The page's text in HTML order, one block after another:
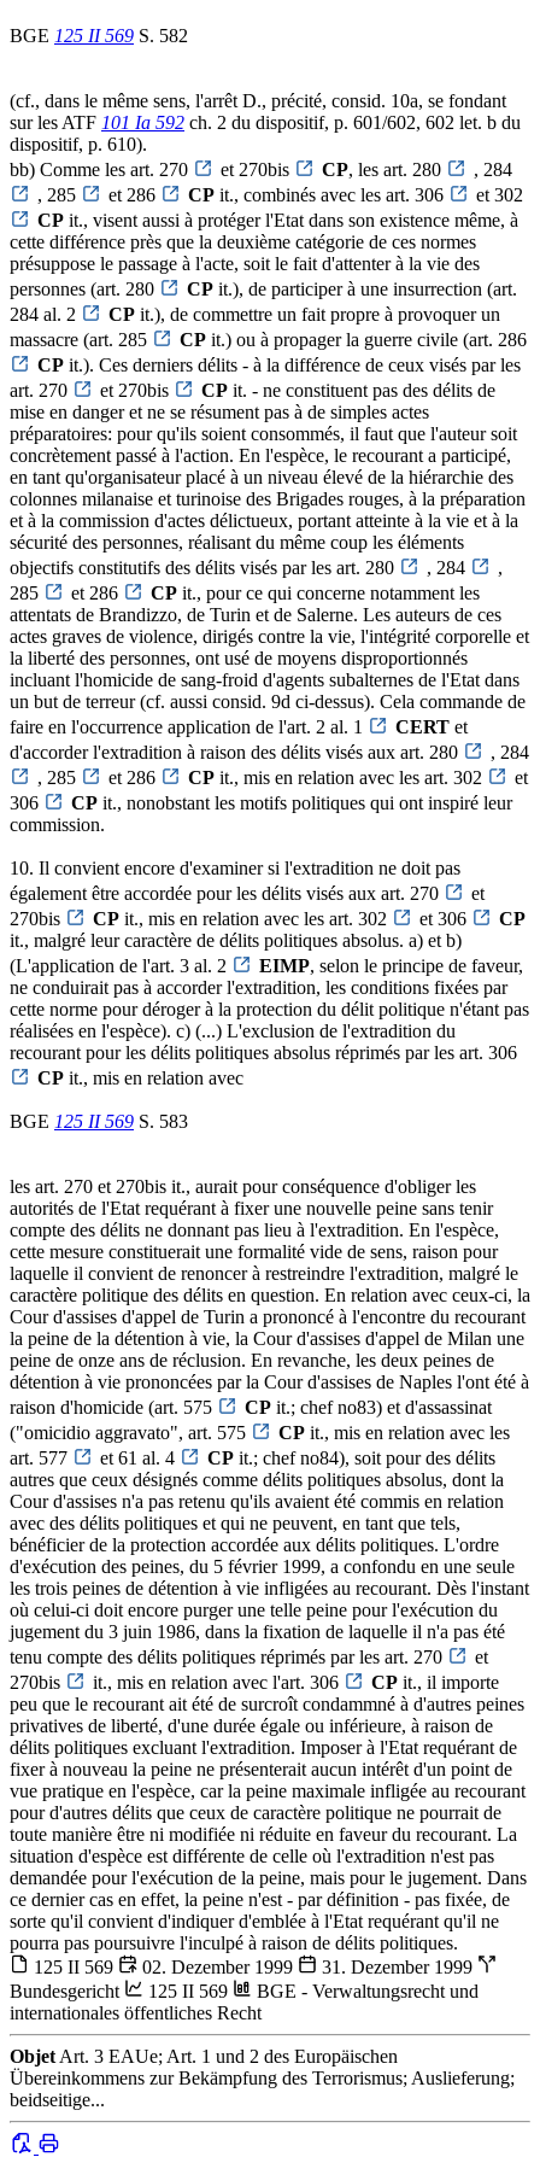
BGE 125 II 569 S. 582
(cf., dans le même sens, l'arrêt D., précité, consid. 10a, se fondant
sur les ATF 101 Ia 592 ch. 2 du dispositif, p. 601/602, 602 let. b du
dispositif, p. 610).
bb) Comme les art. 270
et 270bis CP, les art. 280
, 284
, 285
et 286 CP it., combinés avec les art. 306
et 302
CP it., visent aussi à protéger l'Etat dans son existence même, à
cette différence près que la deuxième catégorie de ces normes
présuppose le passage à l'acte, soit le fait d'attenter à la vie des
personnes (art. 280
CP it.), de participer à une insurrection (art.
284 al. 2
CP it.), de commettre un fait propre à provoquer un
massacre (art. 285
CP it.) ou à propager la guerre civile (art. 286
CP it.). Ces derniers délits - à la différence de ceux visés par les
art. 270
et 270bis CP it. - ne constituent pas des délits de
mise en danger et ne se résument pas à de simples actes
préparatoires: pour qu'ils soient consommés, il faut que l'auteur soit
concrètement passé à l'action. En l'espèce, le recourant a participé,
en tant qu'organisateur placé à un niveau élevé de la hiérarchie des
colonnes milanaise et turinoise des Brigades rouges, à la préparation
et à la commission d'actes délictueux, portant atteinte à la vie et à la
sécurité des personnes, réalisant du même coup les éléments
objectifs constitutifs des délits visés par les art. 280
, 284
,
285
et 286 CP it., pour ce qui concerne notamment les
attentats de Brandizzo, de Turin et de Salerne. Les auteurs de ces
actes graves de violence, dirigés contre la vie, l'intégrité corporelle et
la liberté des personnes, ont usé de moyens disproportionnés
incluant l'homicide de sang-froid d'agents subalternes de l'Etat dans
un but de terreur (cf. aussi consid. 9d ci-dessus). Cela commande de
faire en l'occurrence application de l'art. 2 al. 1
CERT et
d'accorder l'extradition à raison des délits visés aux art. 280
, 284
, 285
et 286 CP it., mis en relation avec les art. 302
et
306
CP it., nonobstant les motifs politiques qui ont inspiré leur
commission.
10. Il convient encore d'examiner si l'extradition ne doit pas
également être accordée pour les délits visés aux art. 270
et
270bis
CP it., mis en relation avec les art. 302 et 306
CP
it., malgré leur caractère de délits politiques absolus. a) et b)
(L'application de l'art. 3 al. 2
EIMP, selon le principe de faveur,
ne conduirait pas à accorder l'extradition, les conditions fixées par
cette norme pour déroger à la protection du délit politique n'étant pas
réalisées en l'espèce). c) (...) L'exclusion de l'extradition du
recourant pour les délits politiques absolus réprimés par les art. 306
CP it., mis en relation avec
BGE 125 II 569 S. 583
les art. 270 et 270bis it., aurait pour conséquence d'obliger les
autorités de l'Etat requérant à fixer une nouvelle peine sans tenir
compte des délits ne donnant pas lieu à l'extradition. En l'espèce,
cette mesure constituerait une formalité vide de sens, raison pour
laquelle il convient de renoncer à restreindre l'extradition, malgré le
caractère politique des délits en question. En relation avec ceux-ci, la
Cour d'assises d'appel de Turin a prononcé à l'encontre du recourant
la peine de la détention à vie, la Cour d'assises d'appel de Milan une
peine de onze ans de réclusion. En revanche, les deux peines de
détention à vie prononcées par la Cour d'assises de Naples l'ont été à
raison d'homicide (art. 575
CP it.; chef no83) et d'assassinat
("omicidio aggravato", art. 575
CP it., mis en relation avec les
art. 577
et 61 al. 4 CP it.; chef no84), soit pour des délits
autres que ceux désignés comme délits politiques absolus, dont la
Cour d'assises n'a pas retenu qu'ils avaient été commis en relation
avec des délits politiques et qui ne peuvent, en tant que tels,
bénéficier de la protection accordée aux délits politiques. L'ordre
d'exécution des peines, du 5 février 1999, a confondu en une seule
les trois peines de détention à vie infligées au recourant. Dès l'instant
où celui-ci doit encore purger une telle peine pour l'exécution du
jugement du 3 juin 1986, dans la fixation de laquelle il n'a pas été
tenu compte des délits politiques réprimés par les art. 270
et
270bis
it., mis en relation avec l'art. 306 CP it., il importe
peu que le recourant ait été de surcroît condammné à d'autres peines
privatives de liberté, d'une durée égale ou inférieure, à raison de
délits politiques excluant l'extradition. Imposer à l'Etat requérant de
fixer à nouveau la peine ne présenterait aucun intérêt d'un point de
vue pratique en l'espèce, car la peine maximale infligée au recourant
pour d'autres délits que ceux de caractère politique ne pourrait de
toute manière être ni modifiée ni réduite en faveur du recourant. La
situation d'espèce est différente de celle où l'extradition n'est pas
demandée pour l'exécution de la peine, mais pour le jugement. Dans
ce dernier cas en effet, la peine n'est - par définition - pas fixée, de
sorte qu'il convient d'indiquer d'emblée à l'Etat requérant qu'il ne
pourra pas poursuivre l'inculpé à raison de délits politiques.
125 II 569
02. Dezember 1999
31. Dezember 1999
Bundesgericht
125 II 569
BGE - Verwaltungsrecht und
internationales öffentliches Recht
Objet Art. 3 EAUe; Art. 1 und 2 des Europäischen
Übereinkommens zur Bekämpfung des Terrorismus; Auslieferung;
beidseitige...